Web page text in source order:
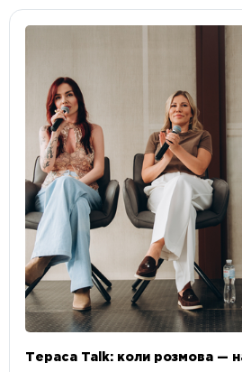
Тераса Talk: коли розмова —